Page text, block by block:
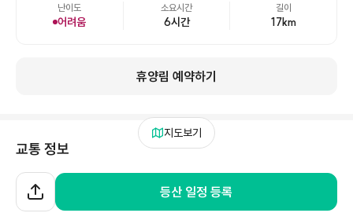
난이도
어려움
소요시간
6시간
길이
17km
휴양림 예약하기
교통 정보
대중교통 안내버스
지도보기
등산 일정 등록